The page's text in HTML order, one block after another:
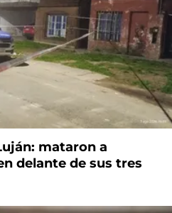
mataron a
delante de sus tres